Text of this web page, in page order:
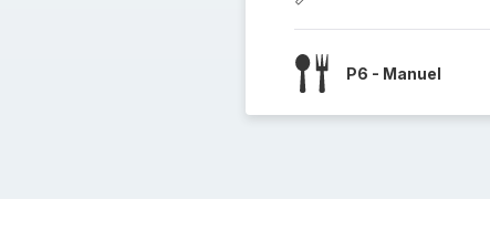
P6 - Manuel